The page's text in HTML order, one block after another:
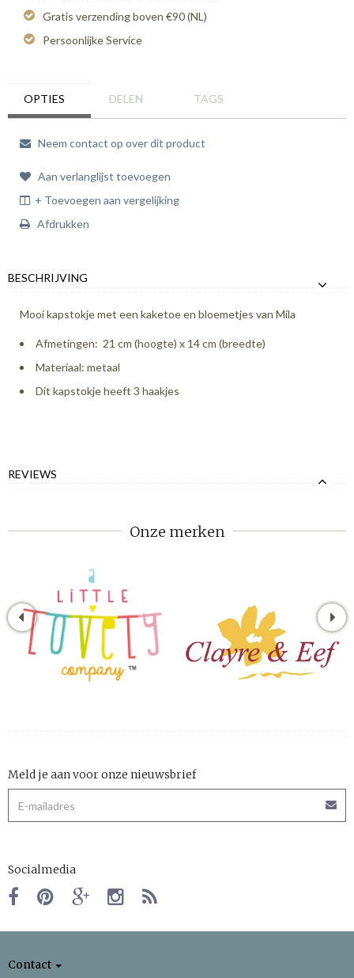
Gratis verzending boven €90 (NL)
Persoonlijke Service
OPTIES DELEN TAGS
Neem contact op over dit product
Aan verlanglijst toevoegen
+ Toevoegen aan vergelijking
Afdrukken
BESCHRIJVING
Mooi kapstokje met een kaketoe en bloemetjes van Mila
Afmetingen: 21 cm (hoogte) x 14 cm (breedte)
Materiaal: metaal
Dit kapstokje heeft 3 haakjes
REVIEWS
Onze merken
Meld je aan voor onze nieuwsbrief
Socialmedia
Contact